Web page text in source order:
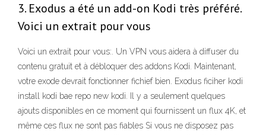
3. Exodus a été un add-on Kodi très préféré.
Voici un extrait pour vous
Voici un extrait pour vous:. Un VPN vous aidera à diffuser du
contenu gratuit et à débloquer des addons Kodi. Maintenant,
votre exode devrait fonctionner fichief bien. Exodus ficiher kodi
install kodi bae repo new kodi. Il y a seulement quelques
ajouts disponibles en ce moment qui fournissent un flux 4K, et
même ces flux ne sont pas fiables Si vous ne disposez pas